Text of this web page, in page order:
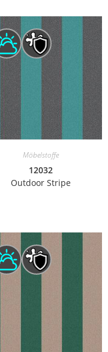
Möbelstoffe
12032
Outdoor Stripe